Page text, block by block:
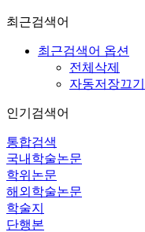
최근검색어
최근검색어 옵션
전체삭제
자동저장끄기
인기검색어
통합검색
국내학술논문
학위논문
해외학술논문
학술지
단행본